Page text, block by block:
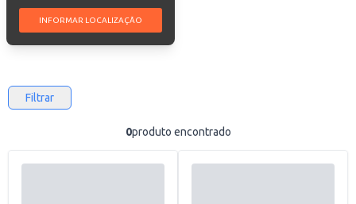
INFORMAR LOCALIZAÇÃO
Padaria E Matinais
Filtrar
0produto encontrado